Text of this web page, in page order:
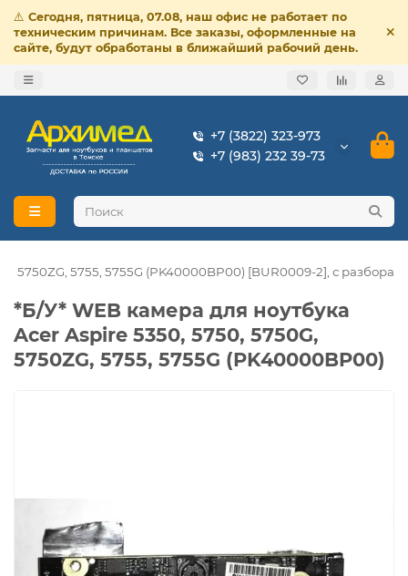
⚠️ Сегодня, пятница, 07.08, наш офис не работает по
техническим причинам. Все заказы, оформленные на
сайте, будут обработаны в ближайший рабочий день.
+7 (3822) 323-973
+7 (983) 232 39-73
5750ZG, 5755, 5755G (PK40000BP00) [BUR0009-2], с разбора
*Б/У* WEB камера для ноутбука
Acer Aspire 5350, 5750, 5750G,
5750ZG, 5755, 5755G (PK40000BP00)